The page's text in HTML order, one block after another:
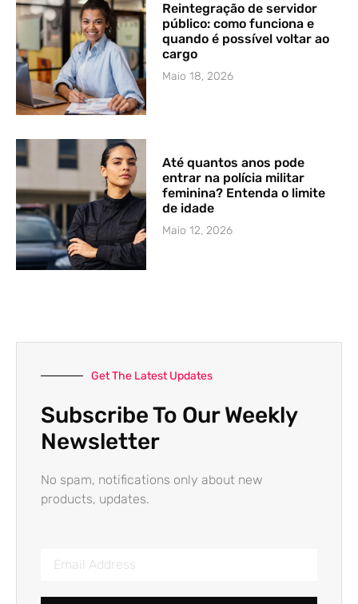
Reintegração de servidor
público: como funciona e
quando é possível voltar ao
cargo
Maio 18, 2026
Até quantos anos pode
entrar na polícia militar
feminina? Entenda o limite
de idade
Maio 12, 2026
Get The Latest Updates
Subscribe To Our Weekly
Newsletter
No spam, notifications only about new
products, updates.